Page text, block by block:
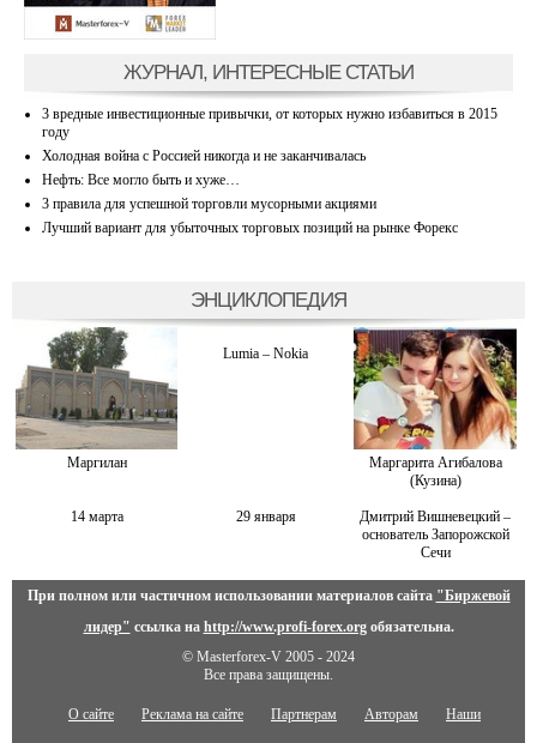
ЖУРНАЛ, ИНТЕРЕСНЫЕ СТАТЬИ
3 вредные инвестиционные привычки, от которых нужно избавиться в 2015
году
Холодная война с Россией никогда и не заканчивалась
Нефть: Все могло быть и хуже…
3 правила для успешной торговли мусорными акциями
Лучший вариант для убыточных торговых позиций на рынке Форекс
ЭНЦИКЛОПЕДИЯ
Маргилан
Lumia – Nokia
Маргарита Агибалова
(Кузина)
14 марта 29 января
Дмитрий Вишневецкий –
основатель Запорожской
Сечи
При полном или частичном использовании материалов сайта "Биржевой
лидер" ссылка на http://www.profi-forex.orgобязательна.
© Masterforex-V 2005 - 2024
Все права защищены.
О сайте Реклама на сайте Партнерам Авторам Наши